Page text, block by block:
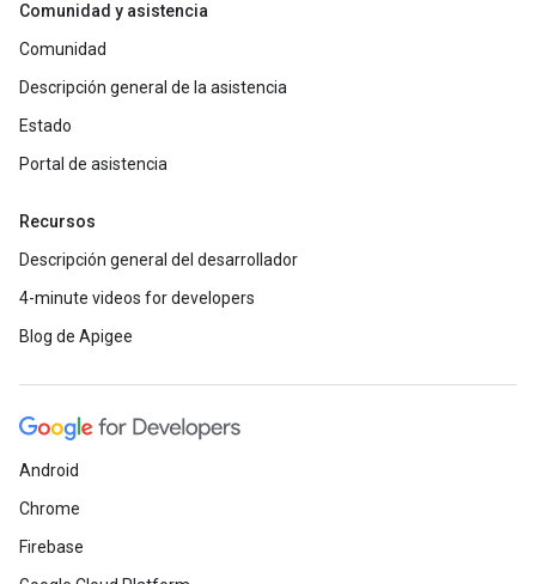
Comunidad y asistencia
Comunidad
Descripción general de la asistencia
Estado
Portal de asistencia
Recursos
Descripción general del desarrollador
4-minute videos for developers
Blog de Apigee
Android
Chrome
Firebase